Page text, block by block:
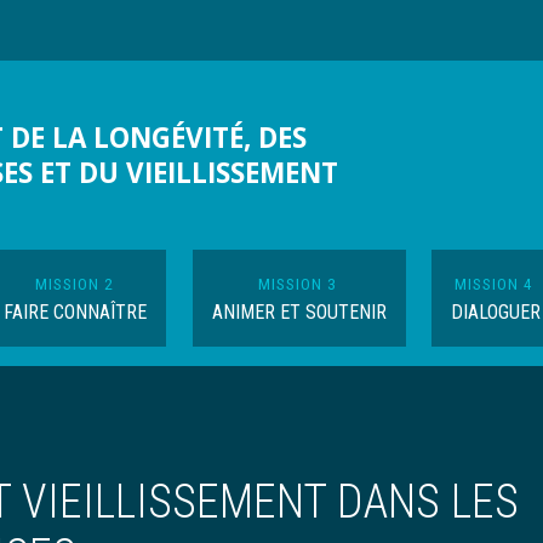
LA LONGÉVITÉ, DES
ET DU VIEILLISSEMENT
MISSION 2
FAIRE CONNAÎTRE
MISSION 3
ANIMER ET SOUTENIR
MISSION 4
DIALOGUER
VIEILLISSEMENT DANS LES